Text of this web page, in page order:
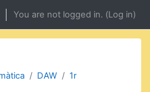
You are not logged in. (Log in)
DAW 1r